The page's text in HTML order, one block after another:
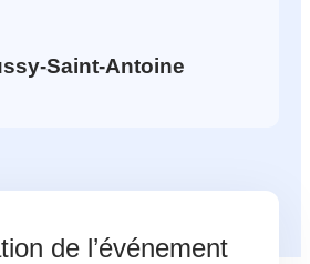
Saint-Antoine
de l’événement